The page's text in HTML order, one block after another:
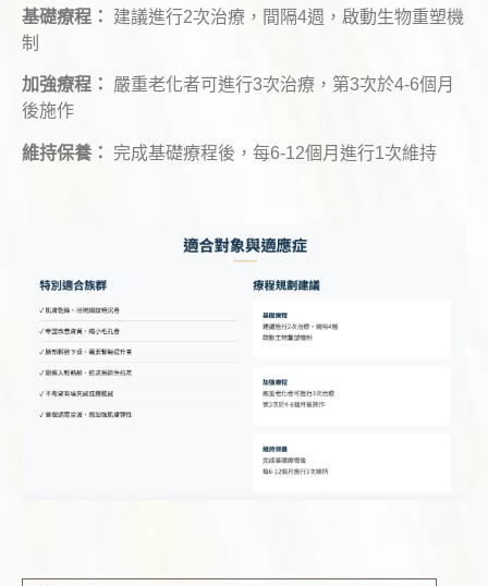
基礎療程：
建議進行2次治療，間隔4週，啟動生物重塑機
制
加強療程：
嚴重老化者可進行3次治療，第3次於4-6個月
後施作
維持保養： 完成基礎療程後，每6-12個月進行1次維持